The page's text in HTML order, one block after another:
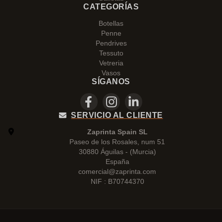
CATEGORÍAS
Botellas
Penne
Pendrives
Tessuto
Vetreria
Vasos
SÍGANOS
SERVICIO AL CLIENTE
Zaprinta Spain SL
Paseo de los Rosales, num 51
30880 Águilas - (Murcia)
España
comercial@zaprinta.com
NIF : B70744370